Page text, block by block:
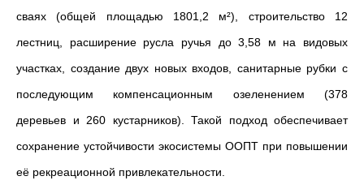
сваях (общей площадью 1801,2 м²), строительство 12
лестниц, расширение русла ручья до 3,58 м на видовых
участках, создание двух новых входов, санитарные рубки с
последующим компенсационным озеленением (378
деревьев и 260 кустарников). Такой подход обеспечивает
сохранение устойчивости экосистемы ООПТ при повышении
её рекреационной привлекательности.